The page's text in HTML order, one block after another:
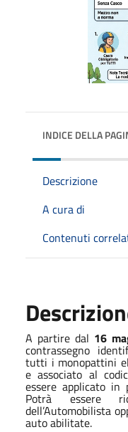
INDICE DELLA
Descrizione
A cura di
Contenuti
A partire dal 16
contrassegno
tutti i monopattini
e associato al
essere applicato in
Potrà essere
dell’Automobilista
auto abilitate.